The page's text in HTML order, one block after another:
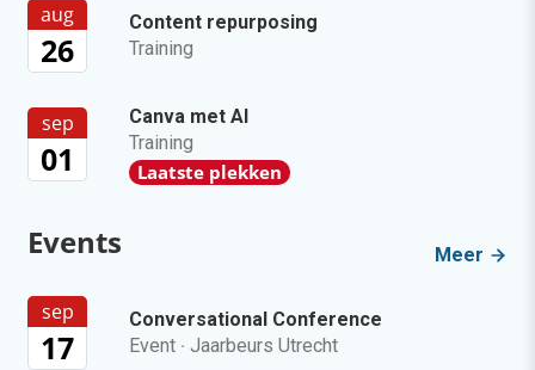
aug
26
Content repurposing
Training
sep
01
Canva met AI
Training
Laatste plekken
Events Meer
sep
17
Conversational Conference
Event · Jaarbeurs Utrecht